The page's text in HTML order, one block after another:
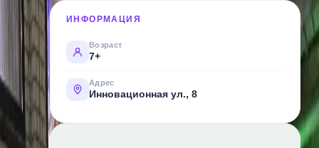
ритме
мотора,
а
каждый
круг
—
это
чистый
ИНФОРМАЦИЯ
Возраст
7+
Адрес
Инновационная ул., 8